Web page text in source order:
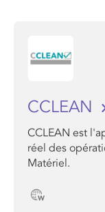
CCLEAN
CCLEAN est
réel des
Matériel.